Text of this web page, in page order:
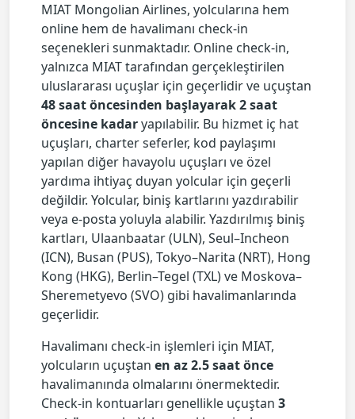
MIAT Mongolian Airlines, yolcularına hem
online hem de havalimanı check-in
seçenekleri sunmaktadır. Online check-in,
yalnızca MIAT tarafından gerçekleştirilen
uluslararası uçuşlar için geçerlidir ve uçuştan
48 saat öncesinden başlayarak 2 saat
öncesine kadaryapılabilir. Bu hizmet iç hat
uçuşları, charter seferler, kod paylaşımı
yapılan diğer havayolu uçuşları ve özel
yardıma ihtiyaç duyan yolcular için geçerli
değildir. Yolcular, biniş kartlarını yazdırabilir
veya e-posta yoluyla alabilir. Yazdırılmış biniş
kartları, Ulaanbaatar (ULN), Seul–Incheon
(ICN), Busan (PUS), Tokyo–Narita (NRT), Hong
Kong (HKG), Berlin–Tegel (TXL) ve Moskova–
Sheremetyevo (SVO) gibi havalimanlarında
geçerlidir.
Havalimanı check-in işlemleri için MIAT,
yolcuların uçuştan en az 2.5 saat önce
havalimanında olmalarını önermektedir.
Check-in kontuarları genellikle uçuştan 3